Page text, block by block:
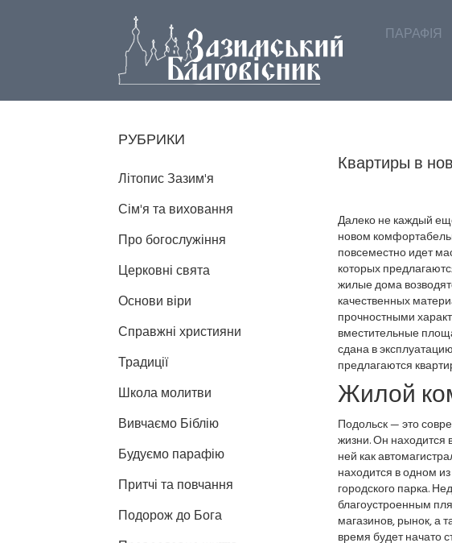
ПАРАФІЯ
Квартиры в
Далеко не каждый
новом
повсеместно идет
которых
жилые дома
качественных
прочностными
вместительные
сдана в
предлагаются
Жилой
Подольск — это
жизни. Он находится
ней как
находится в одном
городского парка.
благоустроенным
магазинов, рынок, а
время будет начато
РУБРИКИ
Літопис Зазим'я
Сім'я та виховання
Про богослужіння
Церковні свята
Основи віри
Справжні християни
Традиції
Школа молитви
Вивчаємо Біблію
Будуємо парафію
Притчі та повчання
Подорож до Бога